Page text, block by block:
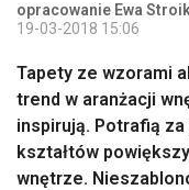
opracowanie Ewa Stroik
19-03-2018 15:06
Tapety ze wzorami
trend w aranżacji
inspirują. Potrafią
kształtów
wnętrze.